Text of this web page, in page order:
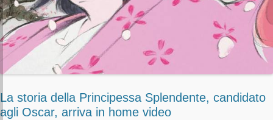
La storia della Principessa Splendente, candidato
agli Oscar, arriva in home video